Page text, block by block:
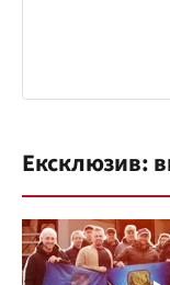
Ексклюзив: